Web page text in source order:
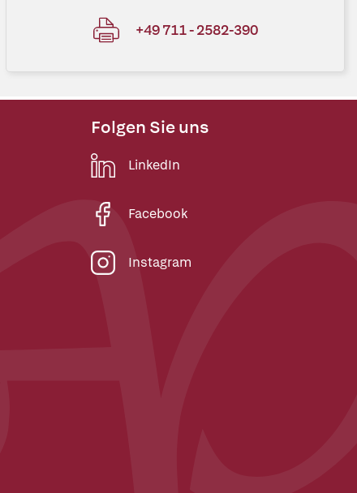
+49 711 - 2582-390
Folgen Sie uns
LinkedIn
Facebook
Instagram